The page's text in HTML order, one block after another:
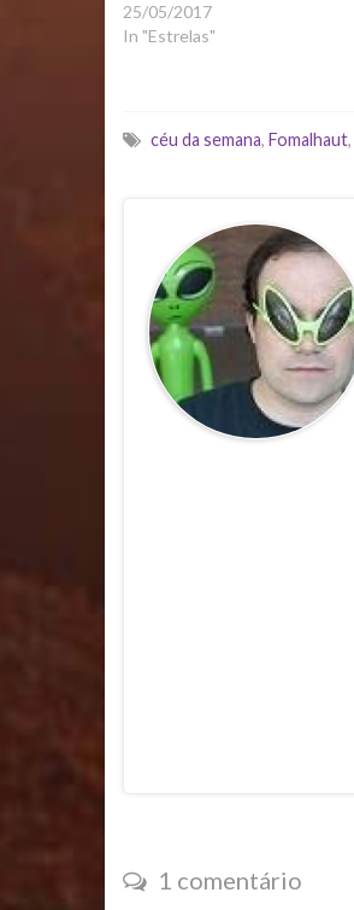
25/05/2017
In "Estrelas"
céu da semana, Fomalhaut,
1 comentário